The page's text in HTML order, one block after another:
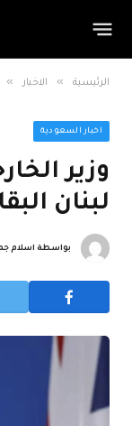
الرئيسية » الاخبار »
اخبار السعودية
وزير
لبنان
بواسطة اسلام